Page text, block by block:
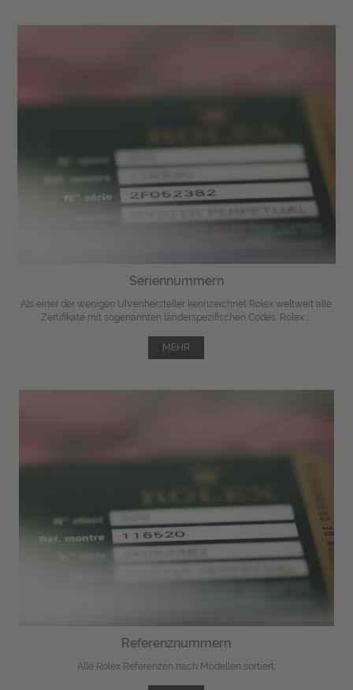
Seriennummern
Als einer der wenigen Uhrenhersteller kennzeichnet Rolex weltweit alle
Zertifikate mit sogenannten länderspezifischen Codes. Rolex ...
MEHR
Referenznummern
Alle Rolex Referenzen nach Modellen sortiert.